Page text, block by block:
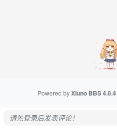
Powered byXiuno BBS4.0.4
请先登录后发表评论！